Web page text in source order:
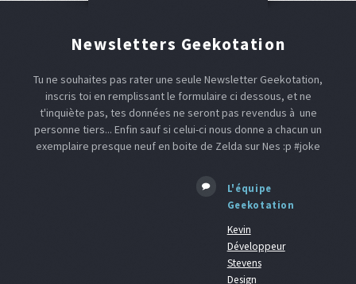
Newsletters Geekotation
Tu ne souhaites pas rater une seule Newsletter Geekotation,
inscris toi en remplissant le formulaire ci dessous, et ne
t'inquiète pas, tes données ne seront pas revendus à une
personne tiers... Enfin sauf si celui-ci nous donne a chacun un
exemplaire presque neuf en boite de Zelda sur Nes :p #joke
L'équipe
Geekotation
Kevin
Développeur
Stevens
Design